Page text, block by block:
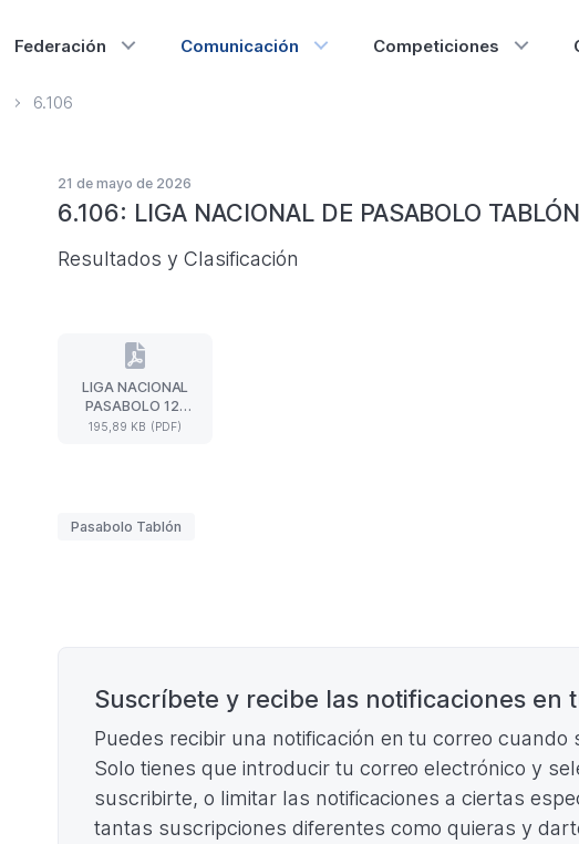
Principal
Federación Comunicación Competiciones
6.106
21 de mayo de 2026
6.106: LIGA NACIONAL DE PASABOLO
Resultados y Clasificación
LIGA NACIONAL
PASABOLO 12ª
JORNADA 2026
195,89 KB (PDF)
LIGA
NACIONAL
PASABOLO
Y
Etiquetas
Pasabolo Tablón
Suscríbete y recibe las notificaciones en
Puedes recibir una notificación en tu correo
Solo tienes que introducir tu correo electrónico y
suscribirte, o limitar las notificaciones a ciertas
tantas suscripciones diferentes como quieras y